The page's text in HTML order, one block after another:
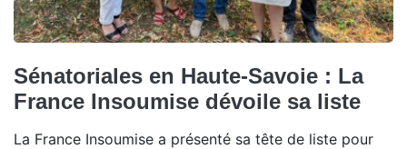
Sénatoriales en Haute-Savoie : La
France Insoumise dévoile sa liste
La France Insoumise a présenté sa tête de liste pour